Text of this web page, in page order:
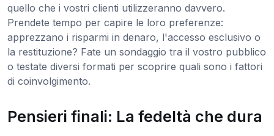
quello che i vostri clienti utilizzeranno davvero.
Prendete tempo per capire le loro preferenze:
apprezzano i risparmi in denaro, l'accesso esclusivo o
la restituzione? Fate un sondaggio tra il vostro pubblico
o testate diversi formati per scoprire quali sono i fattori
di coinvolgimento.
Pensieri finali: La fedeltà che dura